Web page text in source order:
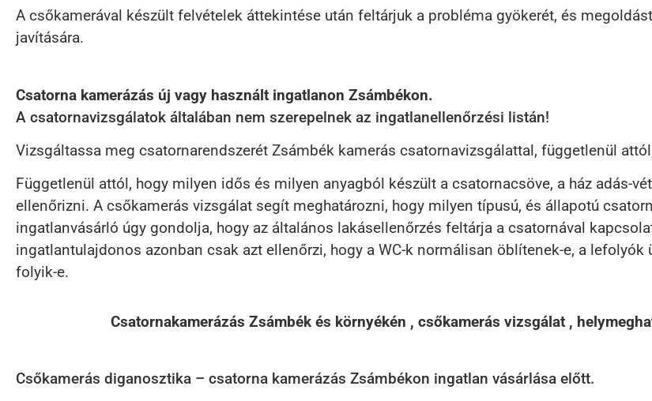
A csőkamerával készült felvételek áttekintése után feltárjuk a probléma gyökerét, és
javítására.
Csatorna kamerázás új vagy használt ingatlanon Zsámbékon.
A csatornavizsgálatok általában nem szerepelnek az ingatlanellenőrzési listán!
Vizsgáltassa meg csatornarendszerét Zsámbék kamerás csatornavizsgálattal, függetlenül
Függetlenül attól, hogy milyen idős és milyen anyagból készült a csatornacsöve, a ház adás-
ellenőrizni. A csőkamerás vizsgálat segít meghatározni, hogy milyen típusú, és állapotú
ingatlanvásárló úgy gondolja, hogy az általános lakásellenőrzés feltárja a csatornával
ingatlantulajdonos azonban csak azt ellenőrzi, hogy a WC-k normálisan öblítenek-e, a lefolyók
folyik-e.
Csatornakamerázás Zsámbék és környékén , csőkamerás vizsgálat ,
Csőkamerás diganosztika – csatorna kamerázás Zsámbékon ingatlan vásárlása előtt.